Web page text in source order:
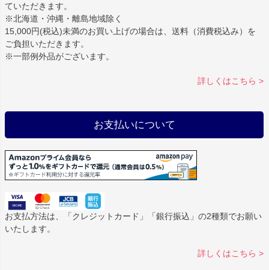
ていただきます。
※北海道・沖縄・離島地域除く
15,000円(税込)未満のお買い上げの場合は、送料（消費税込み）を
ご負担いただきます。
※一部例外品がございます。
詳しくはこちら >
お支払いについて
お支払方法は、「クレジットカード」「銀行振込」の2種類でお願い
いたします。
詳しくはこちら >